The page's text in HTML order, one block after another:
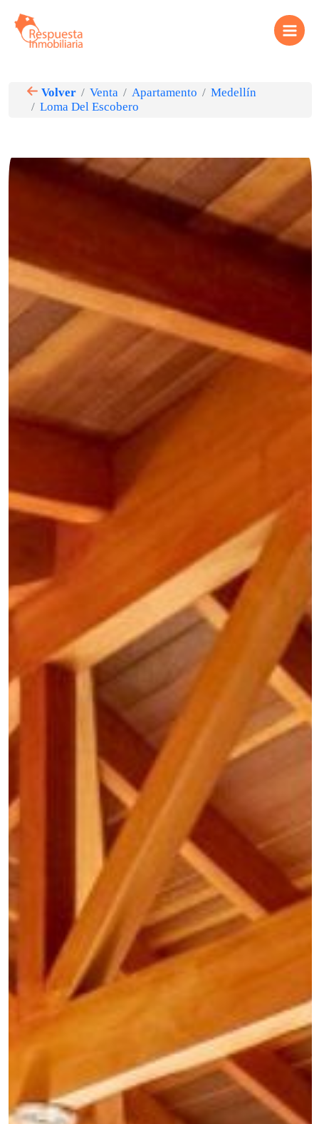
contenido
Main
Menu
Volver Venta Apartamento
Medellín
Loma Del Escobero